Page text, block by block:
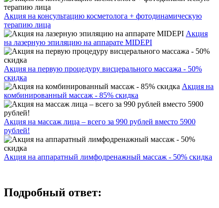
Акция на консультацию косметолога + фотодинамическую
терапию лица
Акция
на лазерную эпиляцию на аппарате MIDEPI
Акция на первую процедуру висцерального массажа - 50%
скидка
Акция на
комбинированный массаж - 85% скидка
Акция на массаж лица – всего за 990 рублей вместо 5900
рублей!
Акция на аппаратный лимфодренажный массаж - 50% скидка
Подробный ответ: